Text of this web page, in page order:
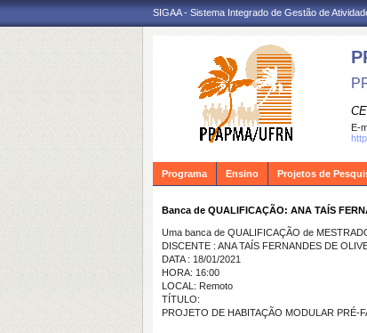
SIGAA - Sistema Integrado de Gestão de
E-
Programa Ensino Projetos de
Banca de QUALIFICAÇÃO: ANA TAÍS
Uma banca de QUALIFICAÇÃO de
DISCENTE : ANA TAÍS FERNANDES DE
DATA : 18/01/2021
HORA: 16:00
LOCAL: Remoto
TÍTULO:
PROJETO DE HABITAÇÃO MODULAR PRÉ-